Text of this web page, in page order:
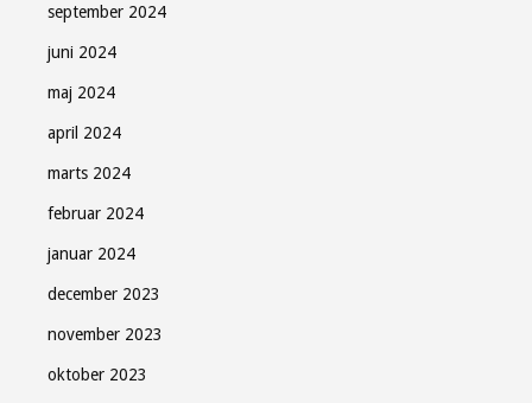
september 2024
juni 2024
maj 2024
april 2024
marts 2024
februar 2024
januar 2024
december 2023
november 2023
oktober 2023